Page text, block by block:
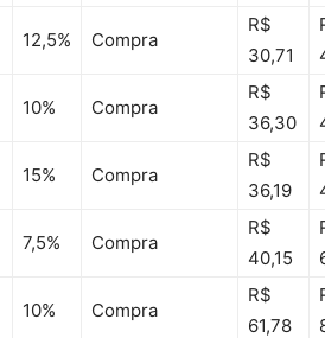
12,5% Compra
R$
30,71
10% Compra
R$
36,30
15% Compra
R$
36,19
7,5% Compra
R$
40,15
10% Compra
R$
61,78